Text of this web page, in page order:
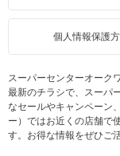
個人情報保護
スーパーセンターオーク
最新のチラシで、スーパ
なセールやキャンペーン
ー）ではお近くの店舗で
す。お得な情報をぜひご